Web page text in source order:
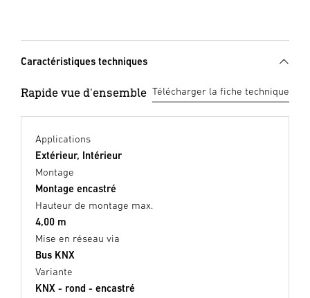
Caractéristiques techniques
Rapide vue d'ensemble Télécharger la fiche technique
Applications
Extérieur, Intérieur
Montage
Montage encastré
Hauteur de montage max.
4,00 m
Mise en réseau via
Bus KNX
Variante
KNX - rond - encastré